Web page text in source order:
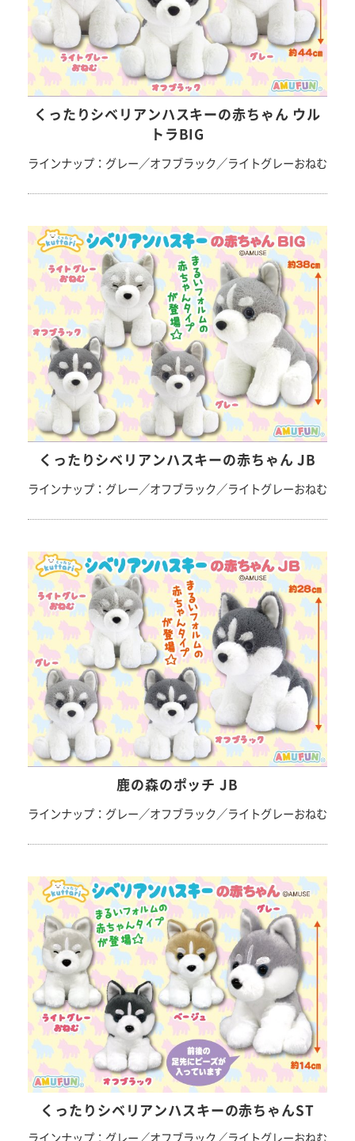
くったりシベリアンハスキーの赤ちゃん ウル
トラBIG
ラインナップ：グレー／オフブラック／ライトグレーおねむ
くったりシベリアンハスキーの赤ちゃん JB
ラインナップ：グレー／オフブラック／ライトグレーおねむ
鹿の森のポッチ JB
ラインナップ：グレー／オフブラック／ライトグレーおねむ
くったりシベリアンハスキーの赤ちゃんST
ラインナップ：グレー／オフブラック／ライトグレーおねむ